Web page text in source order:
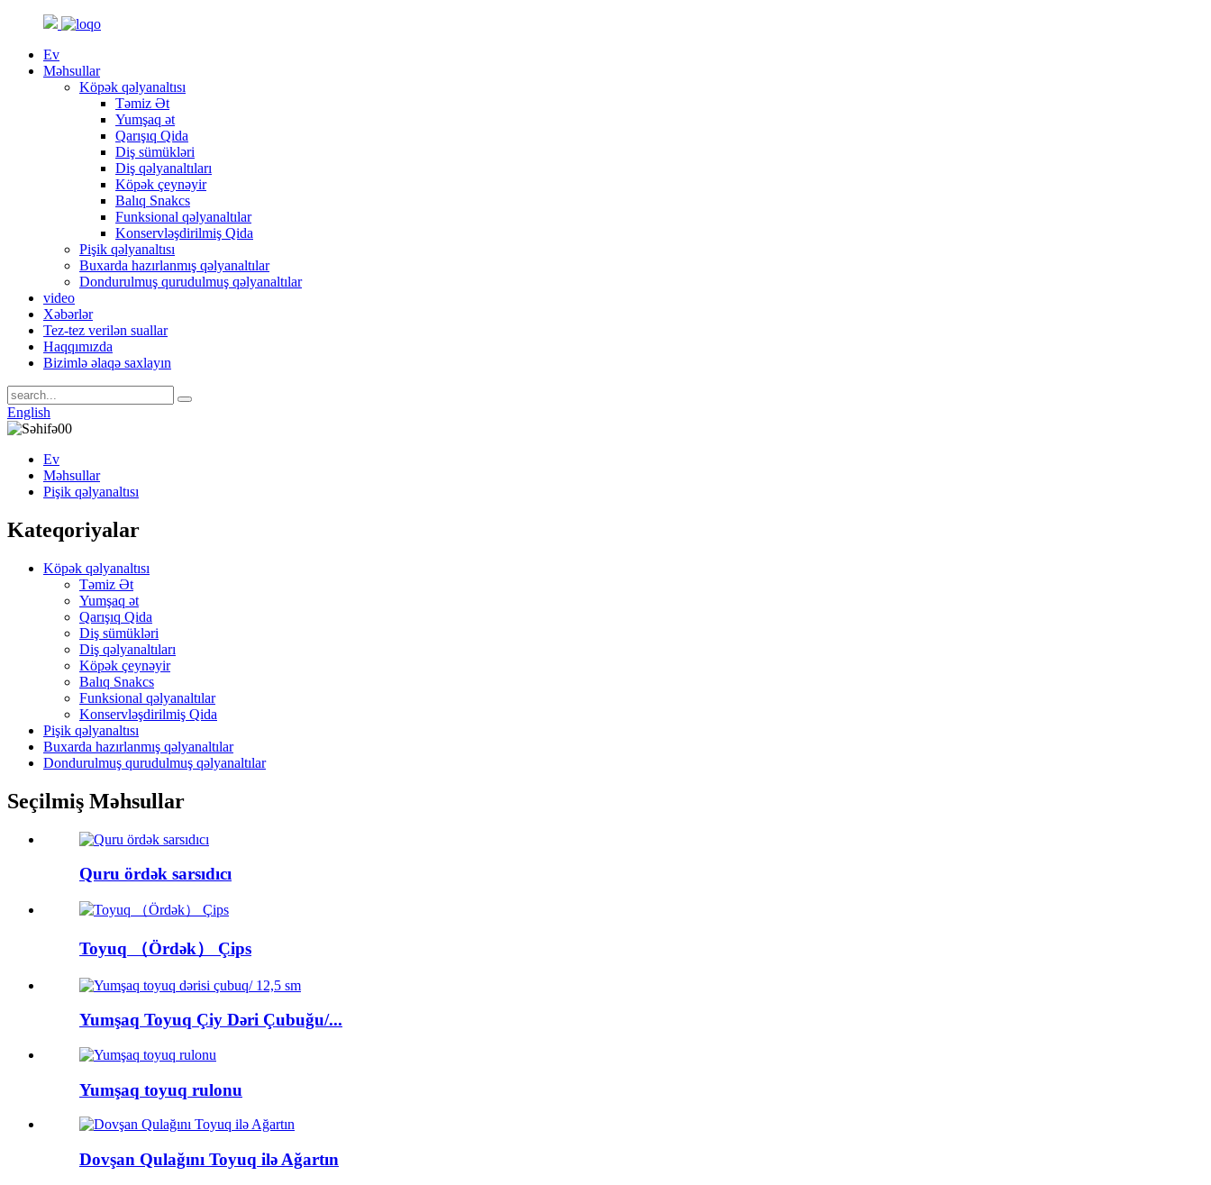
Ev
Məhsullar
Köpək qəlyanaltısı
Təmiz Ət
Yumşaq ət
Qarışıq Qida
Diş sümükləri
Diş qəlyanaltıları
Köpək çeynəyir
Balıq Snakcs
Funksional qəlyanaltılar
Konservləşdirilmiş Qida
Pişik qəlyanaltısı
Buxarda hazırlanmış qəlyanaltılar
Dondurulmuş qurudulmuş qəlyanaltılar
video
Xəbərlər
Tez-tez verilən suallar
Haqqımızda
Bizimlə əlaqə saxlayın
English
Ev
Məhsullar
Pişik qəlyanaltısı
Kateqoriyalar
Köpək qəlyanaltısı
Təmiz Ət
Yumşaq ət
Qarışıq Qida
Diş sümükləri
Diş qəlyanaltıları
Köpək çeynəyir
Balıq Snakcs
Funksional qəlyanaltılar
Konservləşdirilmiş Qida
Pişik qəlyanaltısı
Buxarda hazırlanmış qəlyanaltılar
Dondurulmuş qurudulmuş qəlyanaltılar
Seçilmiş Məhsullar
Quru ördək sarsıdıcı
Toyuq （Ördək） Çips
Yumşaq Toyuq Çiy Dəri Çubuğu/...
Yumşaq toyuq rulonu
Dovşan Qulağını Toyuq ilə Ağartın